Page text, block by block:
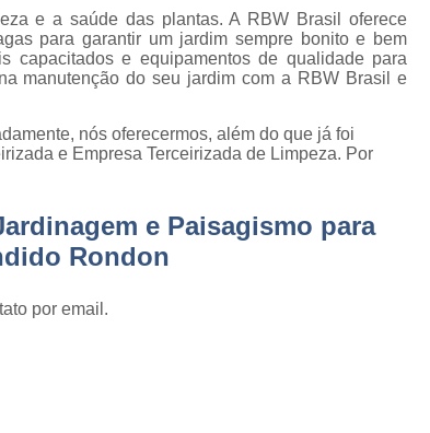
Empresa de
Empresa
Empresa de
Empresa de
Empresa de
Empresa
Empresa
e a saúde das plantas. A RBW Brasil oferece
para garantir um jardim sempre bonito e bem
capacitados e equipamentos de qualidade para
manutenção do seu jardim com a RBW Brasil e
nós oferecermos, além do que já foi
e Empresa Terceirizada de Limpeza. Por
e Paisagismo para
Rondon
por email.